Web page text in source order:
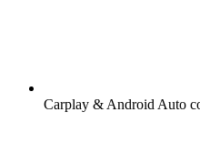
Carplay & Android Auto